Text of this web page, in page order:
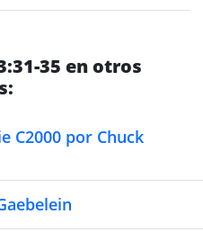
35 en otros
C2000 por Chuck